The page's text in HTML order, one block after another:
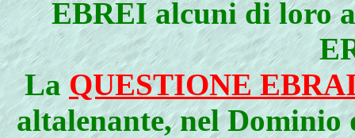
EBREI alcuni di loro
LaQUESTIONE
altalenante, nel Dominio